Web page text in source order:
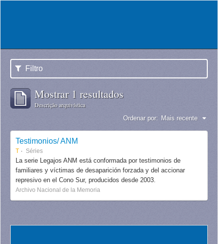
Filtro
Mostrar 1 resultados
Descrição arquivística
Ordenar por: Mais recente
Testimonios/ ANM
T Séries
La serie Legajos ANM está conformada por testimonios de
familiares y víctimas de desaparición forzada y del accionar
represivo en el Cono Sur, producidos desde 2003.
Archivo Nacional de la Memoria